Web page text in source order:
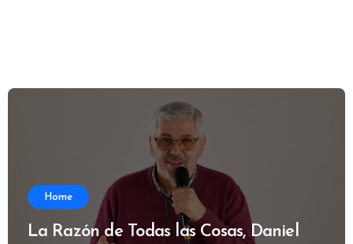
Home
La Razón de Todas las Cosas, Daniel